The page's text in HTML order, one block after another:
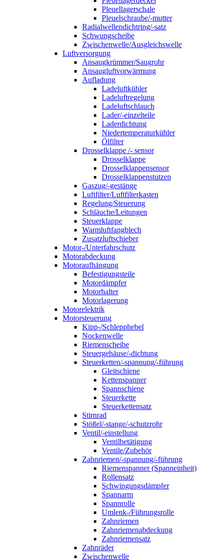
Pleuellagerschale
Pleuelschraube/-mutter
Radialwellendichtring/-satz
Schwungscheibe
Zwischenwelle/Ausgleichswelle
Luftversorgung
Ansaugkrümmer/Saugrohr
Ansaugluftvorwärmung
Aufladung
Ladeluftkühler
Ladeluftregelung
Ladeluftschlauch
Lader/-einzelteile
Laderdichtung
Niedertemperaturkühler
Ölfilter
Drosselklappe /- sensor
Drosselklappe
Drosselklappensensor
Drosselklappenstutzen
Gaszug/-gestänge
Luftfilter/Luftfilterkasten
Regelung/Steuerung
Schläuche/Leitungen
Steuerklappe
Warmluftfangblech
Zusatzluftschieber
Motor-/Unterfahrschutz
Motorabdeckung
Motoraufhängung
Befestigungsteile
Motordämpfer
Motorhalter
Motorlagerung
Motorelektrik
Motorsteuerung
Kipp-/Schlepphebel
Nockenwelle
Riemenscheibe
Steuergehäuse/-dichtung
Steuerketten/-spannung/-führung
Gleitschiene
Kettenspanner
Spannschiene
Steuerkette
Steuerkettensatz
Stirnrad
Stößel/-stange/-schutzrohr
Ventil/-einstellung
Ventilbetätigung
Ventile/Zubehör
Zahnriemen/-spannung/-führung
Riemenspanner (Spanneinheit)
Rollensatz
Schwingungsdämpfer
Spannarm
Spannrolle
Umlenk-/Führungsrolle
Zahnriemen
Zahnriemenabdeckung
Zahnriemensatz
Zahnräder
Zwischenwelle